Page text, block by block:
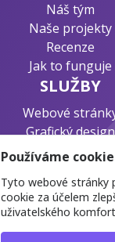
Náš tým
Naše projekty
Recenze
Jak to funguje
SLUŽBY
Webové
Grafický design
Byznys
Ochrana osobních
Časté otázky
Blog o
Používáme
Tyto webové stránky
cookie za účelem
uživatelského